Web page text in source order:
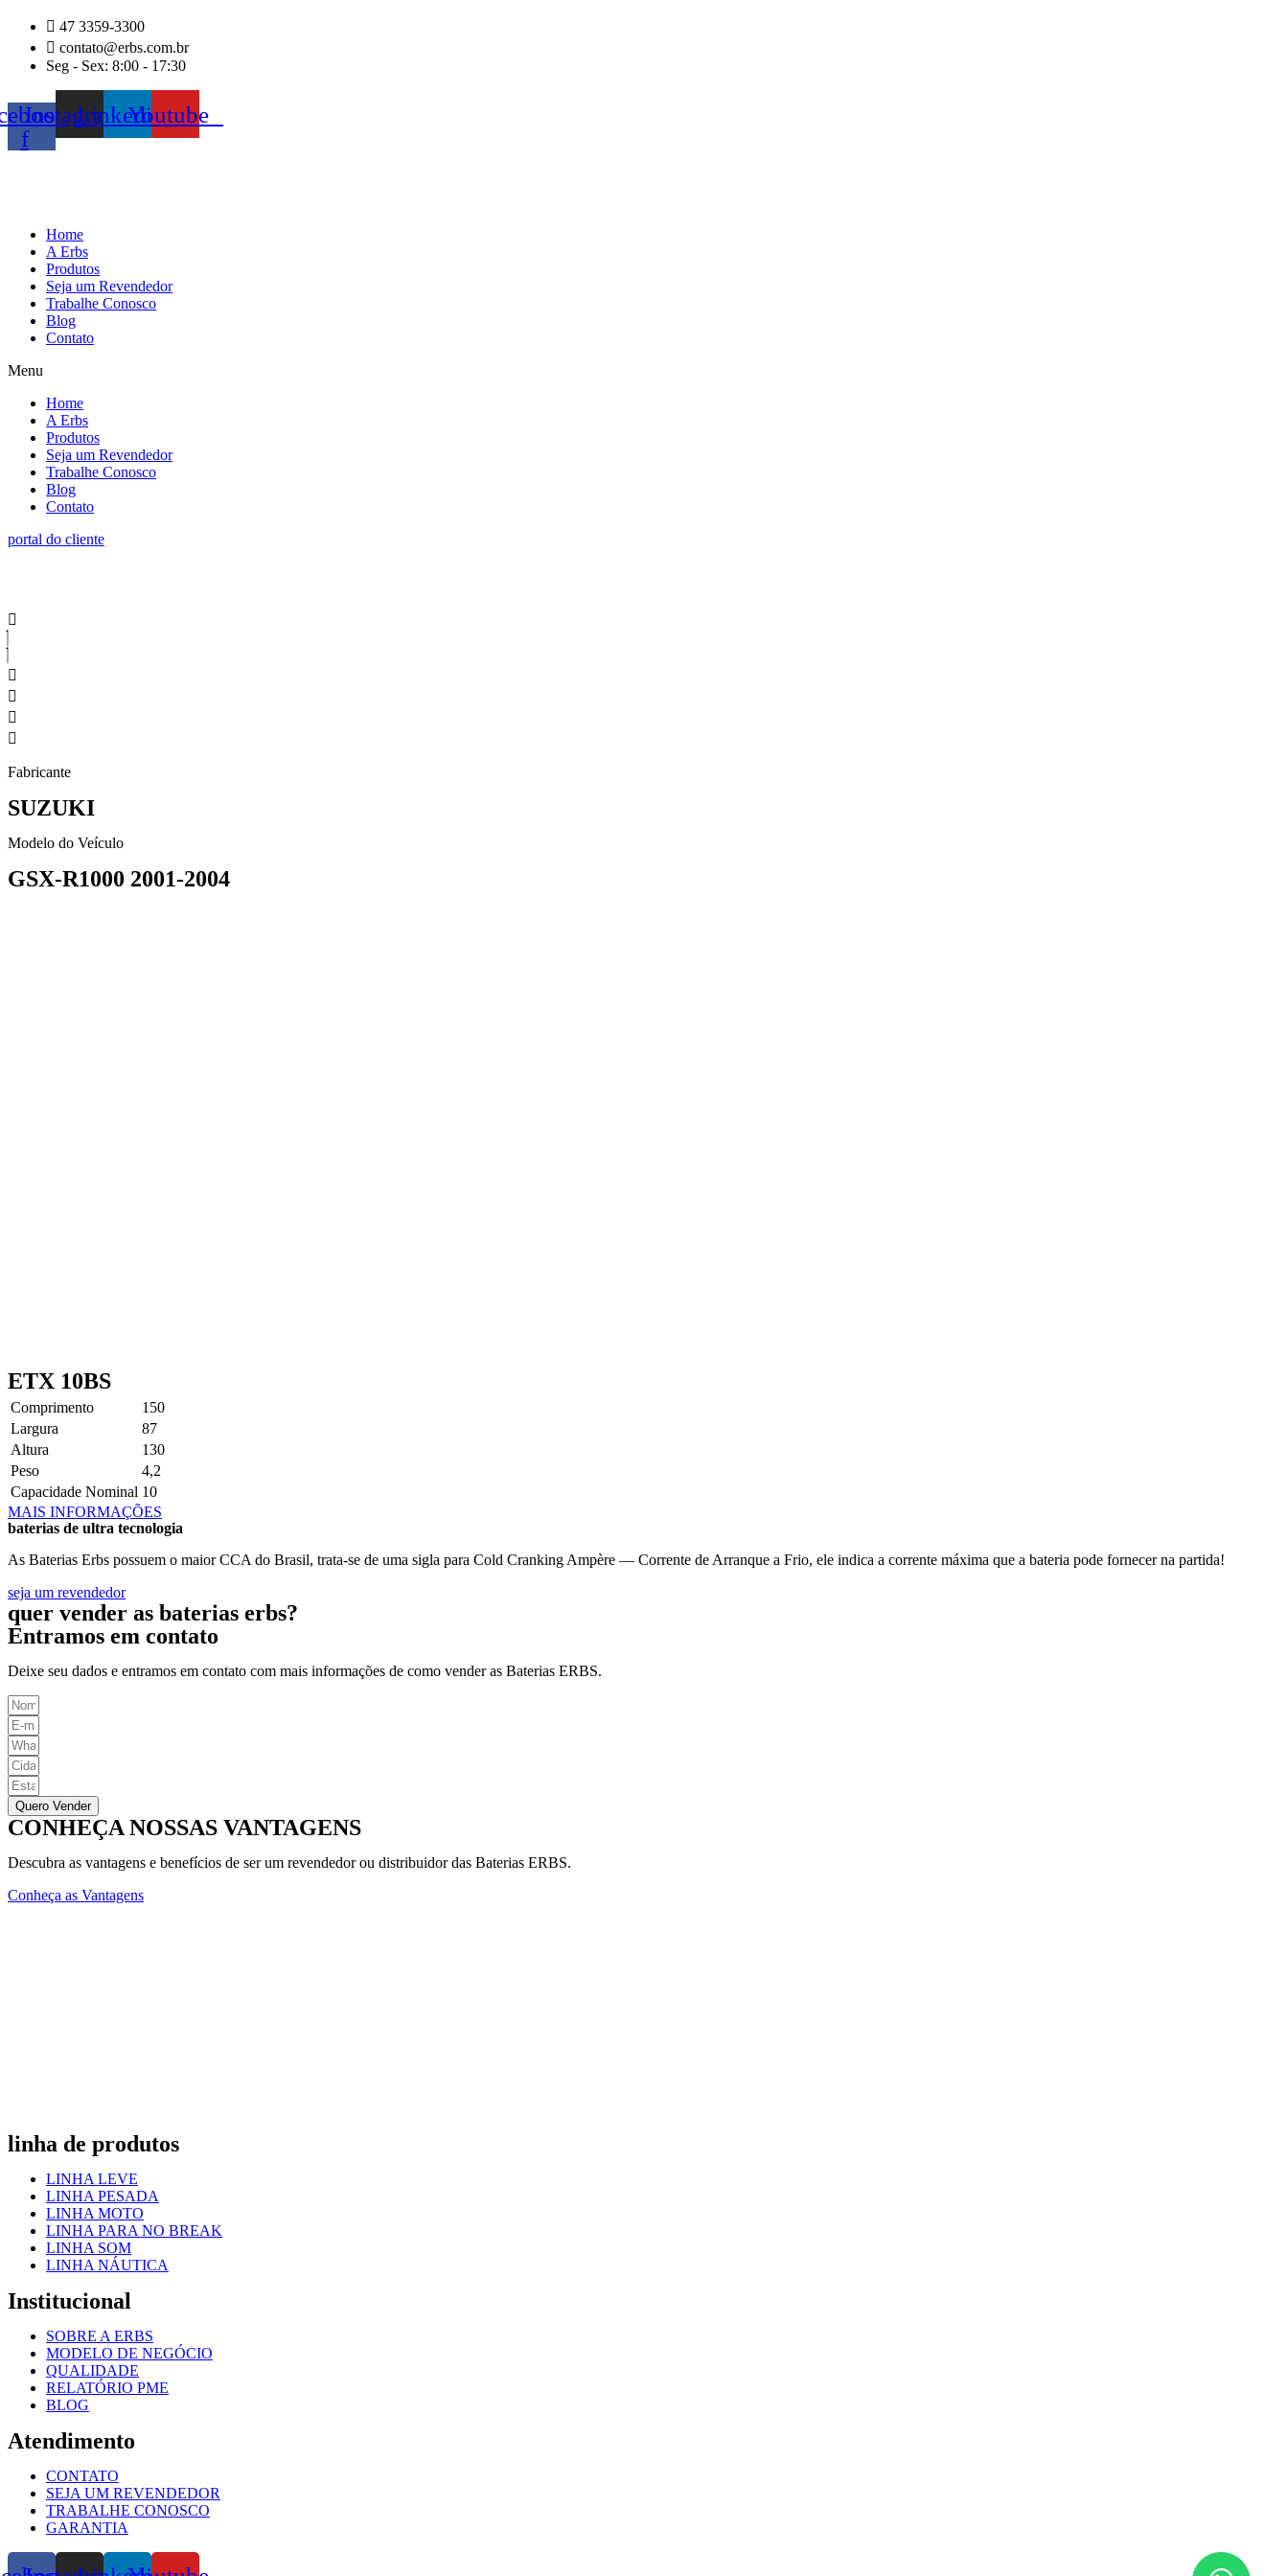
conteúdo
47 3359-3300
contato@erbs.com.br
Seg - Sex: 8:00 - 17:30
f
InstagramLinkedinYoutube
Home
A Erbs
Produtos
Seja um Revendedor
Trabalhe Conosco
Blog
Contato
Menu
Home
A Erbs
Produtos
Seja um Revendedor
Trabalhe Conosco
Blog
Contato
portal do cliente
Fabricante
SUZUKI
Modelo do Veículo
GSX-R1000 2001-2004
ETX 10BS
Comprimento
150
Largura
87
Altura
130
Peso
4,2
Capacidade Nominal 10
MAIS INFORMAÇÕES
baterias de ultra tecnologia
As Baterias Erbs possuem o maior CCA do Brasil, trata-se de uma sigla para Cold Cranking Ampère — Corrente de Arranque a Frio, ele indica a corrente máxima que a bateria pode fornecer na partida!
seja um revendedor
quer vender as baterias erbs?
Entramos em contato
Deixe seu dados e entramos em contato com mais informações de como vender as Baterias ERBS.
Quero Vender
CONHEÇA NOSSAS VANTAGENS
Descubra as vantagens e benefícios de ser um revendedor ou distribuidor das Baterias ERBS.
Conheça as Vantagens
linha de produtos
LINHA LEVE
LINHA PESADA
LINHA MOTO
LINHA PARA NO BREAK
LINHA SOM
LINHA NÁUTICA
Institucional
SOBRE A ERBS
MODELO DE NEGÓCIO
QUALIDADE
RELATÓRIO PME
BLOG
Atendimento
CONTATO
SEJA UM REVENDEDOR
TRABALHE CONOSCO
GARANTIA